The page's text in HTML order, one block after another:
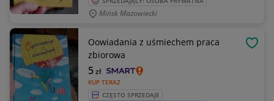
Mińsk Mazowiecki
Oowiadania z uśmiechem praca
zbiorowa
KUP TERAZ
5zł
CZĘSTO SPRZEDAJE